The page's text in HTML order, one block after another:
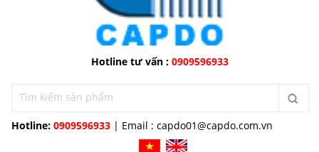
Hotline tư vấn : 0909596933
Hotline: 0909596933 | Email : capdo01@capdo.com.vn